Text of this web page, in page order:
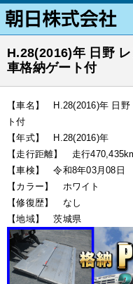
H.28(2016)年 日野
車格納ゲート付
【車名】 H.28(2016)年 日
ト付
【年式】 H.28(2016)年
【走行距離】 走行
【車検】 令和8年03月08日
【カラー】 ホワイト
【修復歴】 なし
【地域】 茨城県